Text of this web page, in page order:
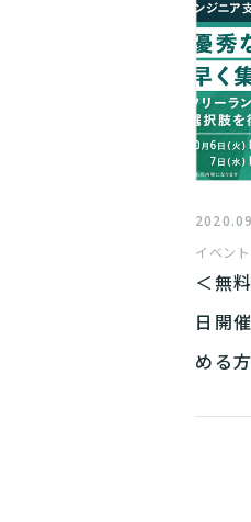
イベン
＜無
日開
める